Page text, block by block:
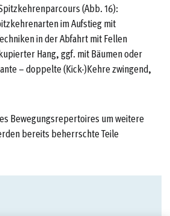
(Abb. 16):
im Aufstieg mit
in der Abfahrt mit Fellen
Hang, ggf. mit Bäumen oder
– doppelte (Kick-)Kehre zwingend,
Bewegungsrepertoires um weitere
bereits beherrschte Teile